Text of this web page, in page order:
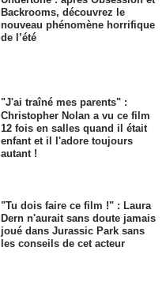
Backrooms, découvrez le
nouveau phénomène horrifique
de l’été
"J'ai traîné mes parents" :
Christopher Nolan a vu ce film
12 fois en salles quand il était
enfant et il l'adore toujours
autant !
"Tu dois faire ce film !" : Laura
Dern n'aurait sans doute jamais
joué dans Jurassic Park sans
les conseils de cet acteur